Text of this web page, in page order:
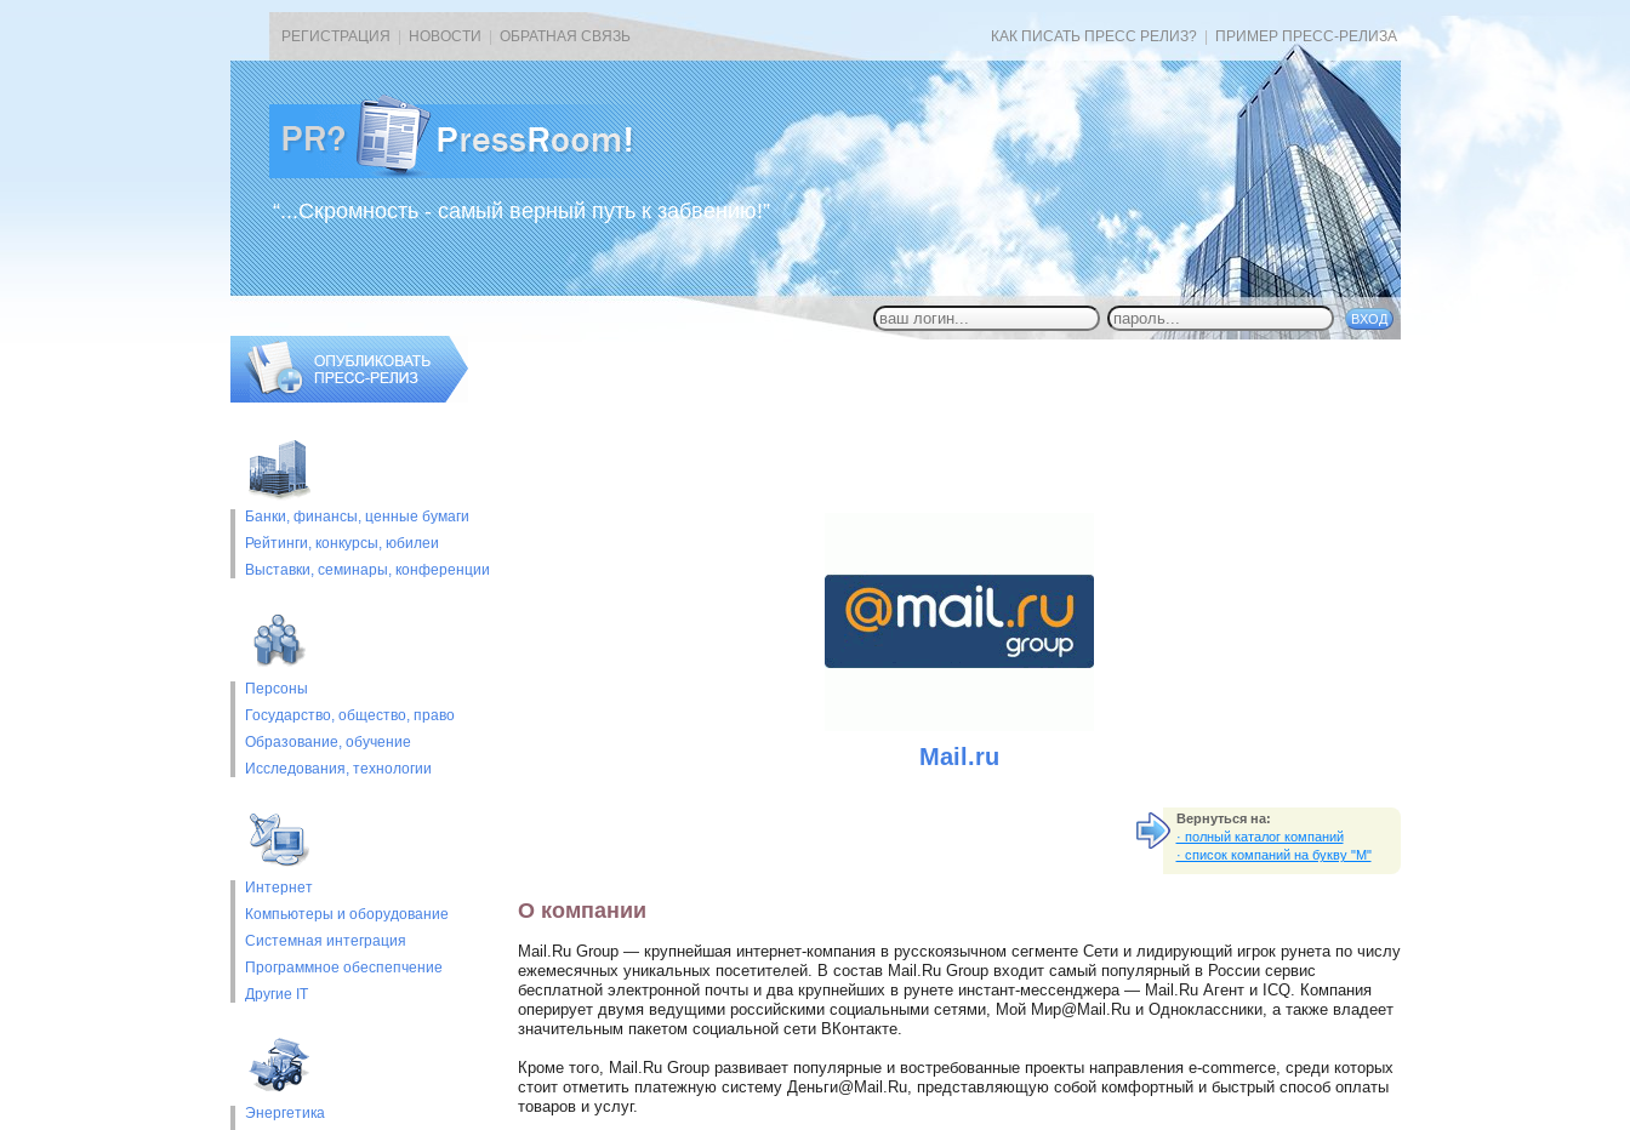
РЕГИСТРАЦИЯ НОВОСТИ ОБРАТНАЯ СВЯЗЬ КАК ПИСАТЬ ПРЕСС РЕЛИЗ? ПРИМЕР ПРЕСС-РЕЛИЗА
“...Скромность - самый верный путь к забвению!”
Банки, финансы, ценные бумаги
Рейтинги, конкурсы, юбилеи
Выставки, cеминары, конференции
Персоны
Государство, общество, право
Образование, обучение
Исследования, технологии
Интернет
Компьютеры и оборудование
Системная интеграция
Программное обеспепчение
Другие IT
Энергетика
Mail.ru
Вернуться на:
· полный каталог компаний
· список компаний на букву "M"
О компании
Mail.Ru Group — крупнейшая интернет-компания в русскоязычном сегменте Сети и лидирующий игрок рунета по числу
ежемесячных уникальных посетителей. В состав Mail.Ru Group входит самый популярный в России сервис
бесплатной электронной почты и два крупнейших в рунете инстант-мессенджера — Mail.Ru Агент и ICQ. Компания
оперирует двумя ведущими российскими социальными сетями, Moй Мир@Mail.Ru и Одноклассники, а также владеет
значительным пакетом социальной сети ВКонтакте.
Кроме того, Mail.Ru Group развивает популярные и востребованные проекты направления e-commerce, среди которых
стоит отметить платежную систему Деньги@Mail.Ru, представляющую собой комфортный и быстрый способ оплаты
товаров и услуг.